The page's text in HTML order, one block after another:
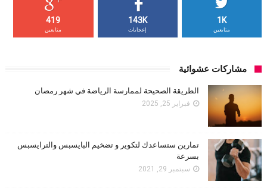
1K
متابعين
143K
إعجابات
419
متابعين
مشاركات عشوائية
الطريقة الصحيحة لممارسة الرياضة في شهر رمضان
فبراير 25, 2025
تمارين ستساعدك لتكوير و تضخيم البايسبس والترايسبس
بسرعة
سبتمبر 29, 2021